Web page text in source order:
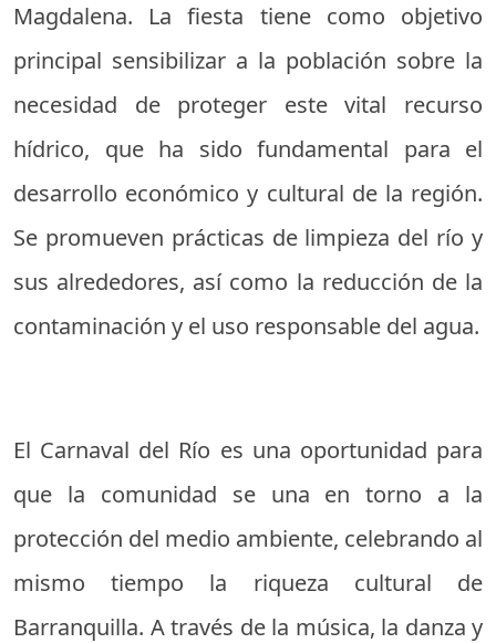
Magdalena. La fiesta tiene como objetivo
principal sensibilizar a la población sobre la
necesidad de proteger este vital recurso
hídrico, que ha sido fundamental para el
desarrollo económico y cultural de la región.
Se promueven prácticas de limpieza del río y
sus alrededores, así como la reducción de la
contaminación y el uso responsable del agua.
El Carnaval del Río es una oportunidad para
que la comunidad se una en torno a la
protección del medio ambiente, celebrando al
mismo tiempo la riqueza cultural de
Barranquilla. A través de la música, la danza y